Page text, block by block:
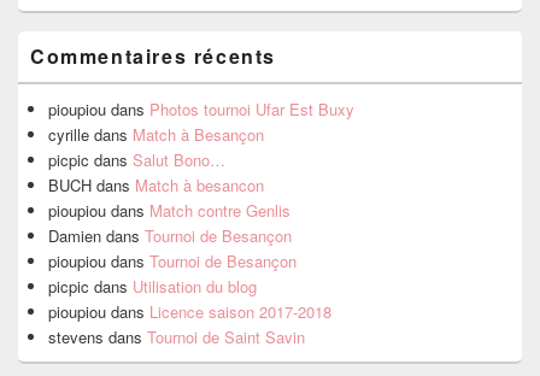
Commentaires récents
pioupiou dans Photos tournoi Ufar Est Buxy
cyrille dans Match à Besançon
picpic dans Salut Bono…
BUCH dans Match à besancon
pioupiou dans Match contre Genlis
Damien dans Tournoi de Besançon
pioupiou dans Tournoi de Besançon
picpic dans Utilisation du blog
pioupiou dans Licence saison 2017-2018
stevens dans Tournoi de Saint Savin